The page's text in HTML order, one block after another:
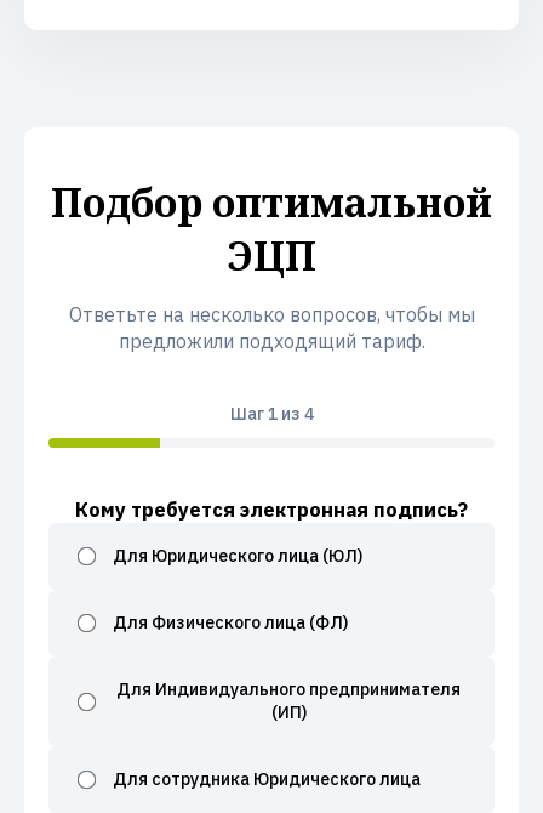
Подбор оптимальной
ЭЦП
Ответьте на несколько вопросов, чтобы мы
предложили подходящий тариф.
Шаг1из 4
Кому требуется электронная подпись?
Для Юридического лица (ЮЛ)
Для Физического лица (ФЛ)
Для Индивидуального предпринимателя
(ИП)
Для сотрудника Юридического лица